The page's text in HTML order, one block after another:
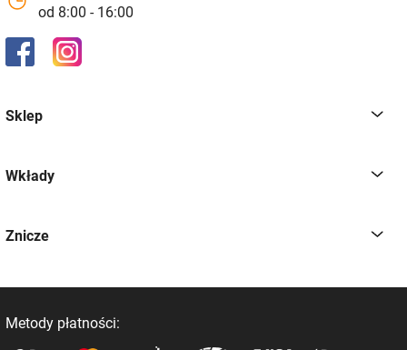
od 8:00 - 16:00
Sklep
Wkłady
Znicze
Metody płatności: